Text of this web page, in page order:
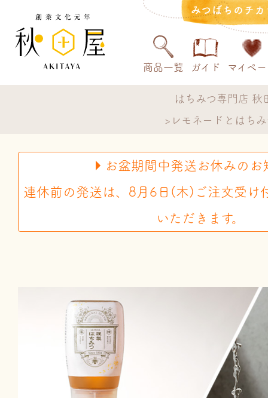
みつばちのチ
商品一覧 ガイド マイペ
はちみつ専門店 秋
レモネードとはち
お盆期間中発送お休みのお
連休前の発送は、8月6日(木)ご注文受け
いただきます。